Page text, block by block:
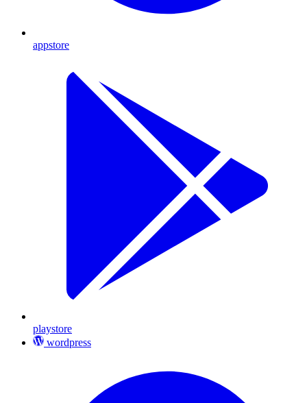
appstore
playstore
wordpress